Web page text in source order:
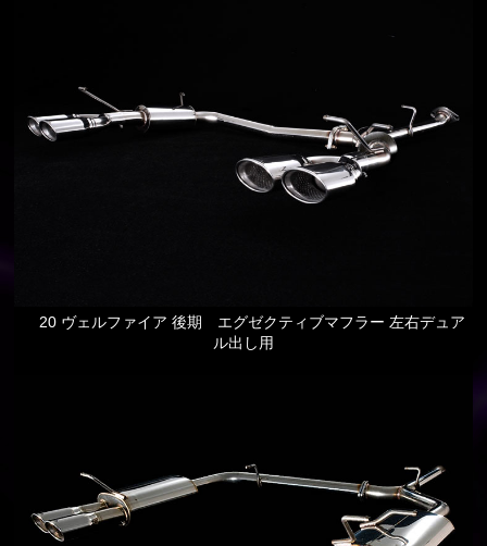
20 ヴェルファイア 後期 エグゼクティブマフラー 左右デュア
ル出し用